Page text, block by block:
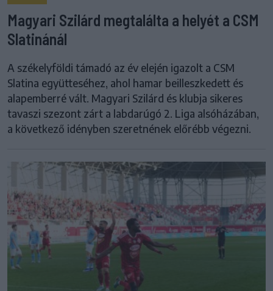
Magyari Szilárd megtalálta a helyét a CSM
Slatinánál
A székelyföldi támadó az év elején igazolt a CSM
Slatina együtteséhez, ahol hamar beilleszkedett és
alapemberré vált. Magyari Szilárd és klubja sikeres
tavaszi szezont zárt a labdarúgó 2. Liga alsóházában,
a következő idényben szeretnének előrébb végezni.